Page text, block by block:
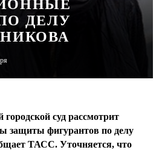
ЖУРНАЛ
ДЕЛУ
городской суд рассмотрит
защиты фигурантов по делу
ТАСС. Уточняется, что